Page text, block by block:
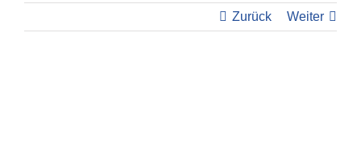
Zurück Weiter